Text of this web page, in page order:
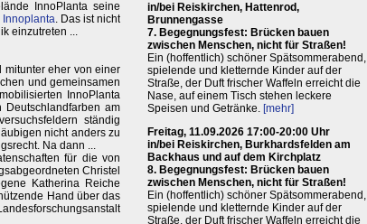
InnoPlanta seine
Innoplanta. Das ist nicht
einzutreten ...
mitunter eher von einer
und gemeinsamen
InnoPlanta
Deutschlandfarben am
ständig
nicht anders zu
Na dann ...
für die von
Christel
Katherina Reiche
Hand über das
in/bei Reiskirchen, Hattenrod,
Brunnengasse
7. Begegnungsfest: Brücken bauen
zwischen Menschen, nicht für Straßen!
Ein (hoffentlich) schöner Spätsommerabend,
spielende und kletternde Kinder auf der
Straße, der Duft frischer Waffeln erreicht die
Nase, auf einem Tisch stehen leckere
Speisen und Getränke. [mehr]
Freitag, 11.09.2026 17:00-20:00 Uhr
in/bei Reiskirchen, Burkhardsfelden am
Backhaus und auf dem Kirchplatz
8. Begegnungsfest: Brücken bauen
zwischen Menschen, nicht für Straßen!
Ein (hoffentlich) schöner Spätsommerabend,
spielende und kletternde Kinder auf der
Straße, der Duft frischer Waffeln erreicht die